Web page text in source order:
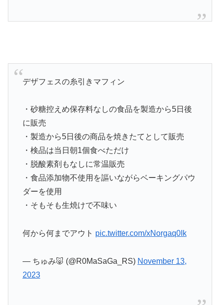
デザフェスの糸引きマフィン
・砂糖控えめ保存料なしの食品を製造から5日後
に販売
・製造から5日後の商品を焼きたてとして販売
・検品は当日朝1個食べただけ
・脱酸素剤もなしに常温販売
・食品添加物不使用を謳いながらベーキングパウ
ダーを使用
・そもそも生焼けで不味い
何から何までアウト pic.twitter.com/xNorgaq0Ik
— ちゅみ🐷 (@R0MaSaGa_RS) November 13,
2023